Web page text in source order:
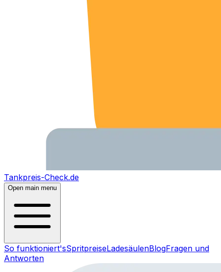
Tankpreis-Check.de
Open main menu
So funktioniert'sSpritpreiseLadesäulenBlogFragen und
Antworten